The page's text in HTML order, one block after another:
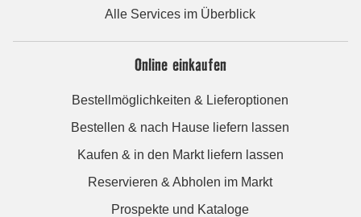
Alle Services im Überblick
Online einkaufen
Bestellmöglichkeiten & Lieferoptionen
Bestellen & nach Hause liefern lassen
Kaufen & in den Markt liefern lassen
Reservieren & Abholen im Markt
Prospekte und Kataloge